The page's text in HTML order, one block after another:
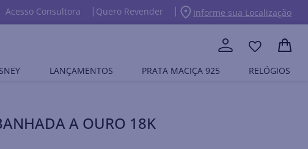
Acesso Consultora Quero Revender Informe sua Localização
LANÇAMENTOS PRATA MACIÇA 925 RELÓGIOS
A OURO 18K